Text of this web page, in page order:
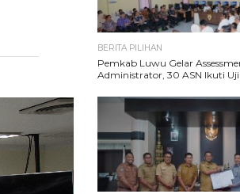
BERITA PILIHAN
Pemkab Luwu Gelar
Administrator, 30 ASN Ikuti